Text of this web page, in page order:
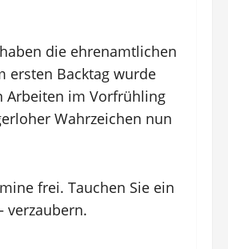
die ehrenamtlichen
ersten Backtag wurde
Arbeiten im Vorfrühling
Wahrzeichen nun
frei. Tauchen Sie ein
verzaubern.